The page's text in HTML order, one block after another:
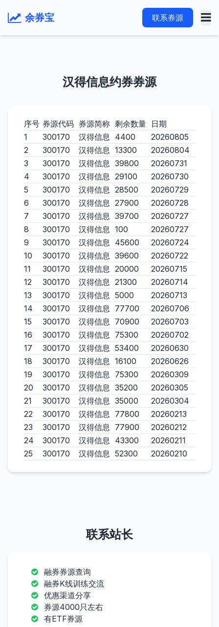
余券宝 联系券源
汉得信息约券券源
序号 券源代码 券源简称 剩余数量 日期
1
300170 汉得信息 4400
20260805
2
300170 汉得信息 13300
20260804
3
300170 汉得信息 39800
20260731
4
300170 汉得信息 29100
20260730
5
300170 汉得信息 28500
20260729
6
300170 汉得信息 27900
20260728
7
300170 汉得信息 39700
20260727
8
300170 汉得信息 100
20260727
9
300170 汉得信息 45600
20260724
10
300170 汉得信息 39600
20260722
11
300170 汉得信息 20000
20260715
12
300170 汉得信息 21300
20260714
13
300170 汉得信息 5000
20260713
14
300170 汉得信息 77700
20260706
15
300170 汉得信息 70900
20260703
16
300170 汉得信息 75300
20260702
17
300170 汉得信息 53400
20260630
18
300170 汉得信息 16100
20260626
19
300170 汉得信息 75300
20260309
20
300170 汉得信息 35200
20260305
21
300170 汉得信息 35000
20260304
22
300170 汉得信息 77800
20260213
23
300170 汉得信息 77900
20260212
24
300170 汉得信息 43300
20260211
25
300170 汉得信息 52300 20260210
联系站长
融券券源查询
融券K线训练交流
优惠渠道分享
券源4000只左右
有ETF券源